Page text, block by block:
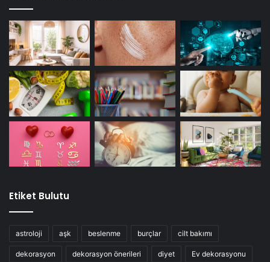
Etiket Bulutu
astroloji aşk beslenme burçlar cilt bakımı
dekorasyon dekorasyon önerileri diyet Ev dekorasyonu